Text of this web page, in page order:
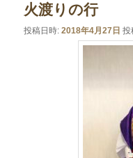
火渡りの行
投稿日時:2018年4月27日 投